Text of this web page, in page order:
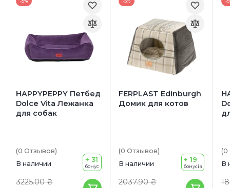
HAPPYPEPPY Петбед
Dolce Vita Лежанка
для собак
(0 Отзывов)
В наличии
3225.00 ₴
+ 31
бонус
FERPLAST Edinburgh
Домик для котов
(0 Отзывов)
В наличии
2037.90 ₴
+ 19
бонусів
(0
В